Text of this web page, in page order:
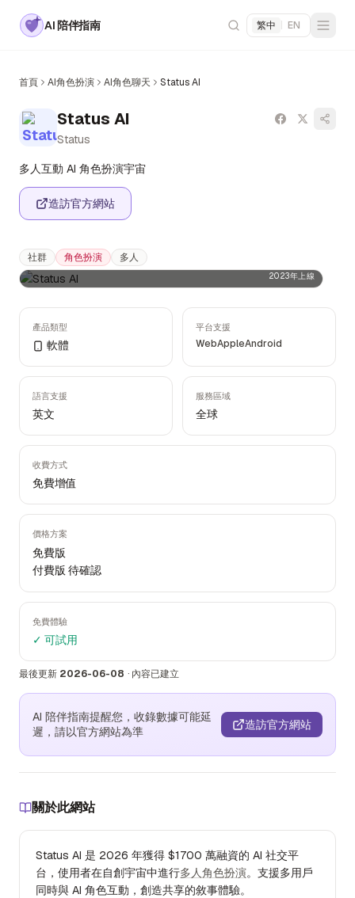
AI 陪伴指南 繁中 | EN
首頁 AI角色扮演 AI角色聊天 Status AI
Status AI
Status
多人互動 AI 角色扮演宇宙
造訪官方網站
社群 角色扮演 多人
2023年上線
產品類型
軟體
平台支援
WebAppleAndroid
語言支援
英文
服務區域
全球
收費方式
免費增值
價格方案
免費版
付費版 待確認
免費體驗
✓ 可試用
最後更新 2026-06-08 · 內容已建立
AI 陪伴指南提醒您，收錄數據可能延
遲，請以官方網站為準
造訪官方網站
關於此網站
Status AI 是 2026 年獲得 $1700 萬融資的 AI 社交平
台，使用者在自創宇宙中進行多人角色扮演。支援多用戶
同時與 AI 角色互動，創造共享的敘事體驗。